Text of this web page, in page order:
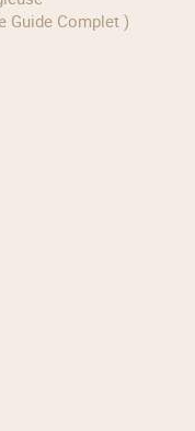
Guide Complet )